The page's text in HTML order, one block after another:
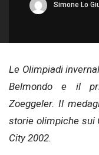
Simone Lo
Le Olimpiadi
Belmondo e il
Zoeggeler. Il
storie olimpiche sui
City 2002.